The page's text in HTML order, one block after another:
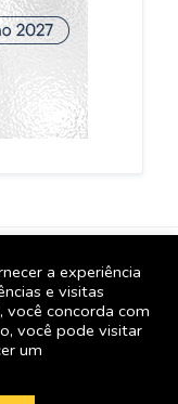
os direitos
usar o GBL Mais
a experiência
e visitas
você concorda com
você pode visitar
um